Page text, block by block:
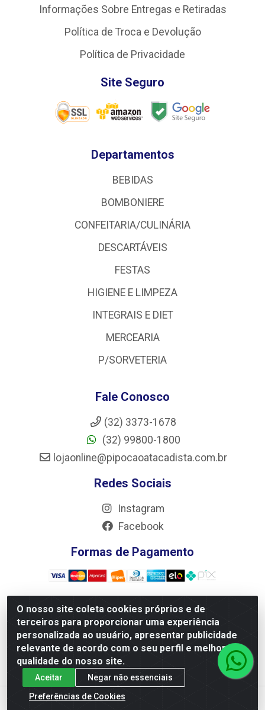
O nosso site coleta cookies próprios e de
terceiros para proporcionar uma experiência
personalizada ao usuário, apresentar publicidade
relevante de acordo com o seu perfil e melhorar a
qualidade do nosso site.
Aceitar
Negar não essenciais
Preferências de Cookies
Informações Sobre Entregas e Retiradas
Política de Troca e Devolução
Política de Privacidade
Site Seguro
Departamentos
BEBIDAS
BOMBONIERE
CONFEITARIA/CULINÁRIA
DESCARTÁVEIS
FESTAS
HIGIENE E LIMPEZA
INTEGRAIS E DIET
MERCEARIA
P/SORVETERIA
Fale Conosco
(32) 3373-1678
(32) 99800-1800
lojaonline@pipocaoatacadista.com.br
Redes Sociais
Instagram
Facebook
Formas de Pagamento
JRS Distribuição e Logística LTDA - Rua Antônio do
Sacramento Torga 70, Vila Nossa Senhora de Fatima -
São João Del Rei/MG - CEP 36305-334 - CNPJ
66.194.085/0001-02